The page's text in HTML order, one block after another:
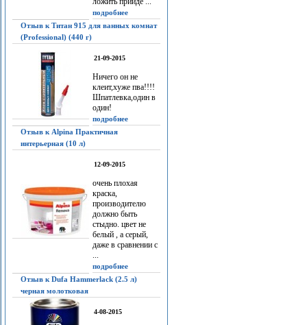
подробнее
Отзыв к Титан 915 для ванных комнат
(Professional) (440 г)
21-09-2015
Ничего он не
клеит,хуже пва!!!!
Шпатлевка,один в
один!
подробнее
Отзыв к Alpina Практичная
интерьерная (10 л)
12-09-2015
очень плохая
краска,
производителю
должно быть
стыдно. цвет не
белый , а серый,
даже в сравнении с
...
подробнее
Отзыв к Dufa Hammerlack (2.5 л)
черная молотковая
4-08-2015